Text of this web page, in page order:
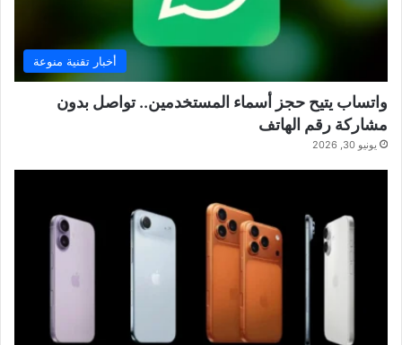
أخبار تقنية منوعة
واتساب يتيح حجز أسماء المستخدمين.. تواصل بدون
مشاركة رقم الهاتف
يونيو 30, 2026